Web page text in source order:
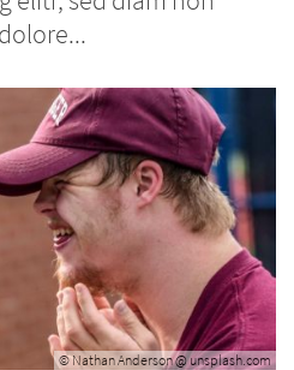
© Nathan Anderson @ unsplash.com